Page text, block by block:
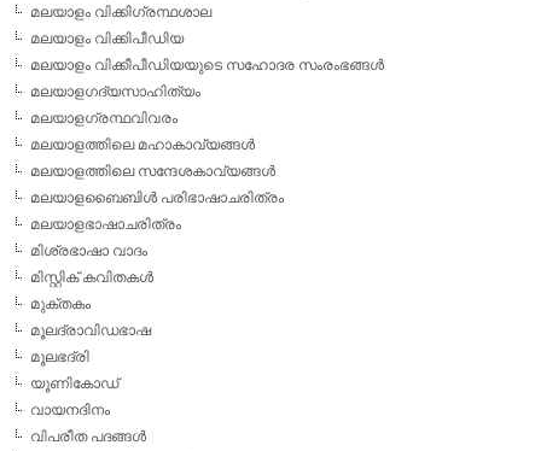
മലയാളം വിക്കിഗ്രന്ഥശാല
മലയാളം വിക്കിപീഡിയ
മലയാളം വിക്കീപീഡിയയുടെ സഹോദര സംരംഭങ്ങള്‍
മലയാളഗദ്യസാഹിത്യം
മലയാളഗ്രന്ഥവിവരം
മലയാളത്തിലെ മഹാകാവ്യങ്ങള്‍
മലയാളത്തിലെ സന്ദേശകാവ്യങ്ങള്‍
മലയാളബൈബിള്‍ പരിഭാഷാചരിത്രം
മലയാളഭാഷാചരിത്രം
മിശ്രഭാഷാ വാദം
മിസ്റ്റിക് കവിതകള്‍
മുക്തകം
മൂലദ്രാവിഡഭാഷ
മൂലഭദ്രി
യൂണികോഡ്
വായനദിനം
വിപരീത പദങ്ങള്‍